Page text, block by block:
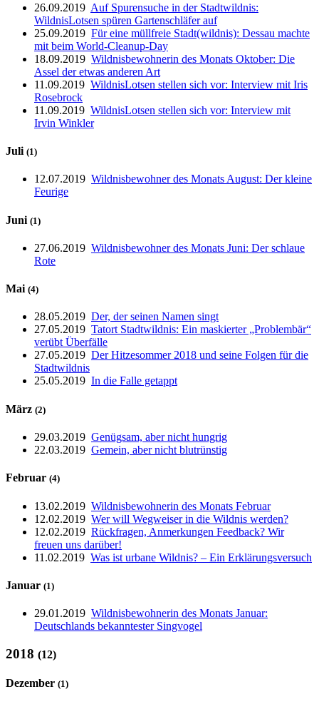
26.09.2019 Auf Spurensuche in der Stadtwildnis:
WildnisLotsen spüren Gartenschläfer auf
25.09.2019 Für eine müllfreie Stadt(wildnis): Dessau machte
mit beim World-Cleanup-Day
18.09.2019 Wildnisbewohnerin des Monats Oktober: Die
Assel der etwas anderen Art
11.09.2019 WildnisLotsen stellen sich vor: Interview mit Iris
Rosebrock
11.09.2019 WildnisLotsen stellen sich vor: Interview mit
Irvin Winkler
Juli (1)
12.07.2019 Wildnisbewohner des Monats August: Der kleine
Feurige
Juni (1)
27.06.2019 Wildnisbewohner des Monats Juni: Der schlaue
Rote
Mai (4)
28.05.2019 Der, der seinen Namen singt
27.05.2019 Tatort Stadtwildnis: Ein maskierter „Problembär“
verübt Überfälle
27.05.2019 Der Hitzesommer 2018 und seine Folgen für die
Stadtwildnis
25.05.2019 In die Falle getappt
März (2)
29.03.2019 Genügsam, aber nicht hungrig
22.03.2019 Gemein, aber nicht blutrünstig
Februar (4)
13.02.2019 Wildnisbewohnerin des Monats Februar
12.02.2019 Wer will Wegweiser in die Wildnis werden?
12.02.2019 Rückfragen, Anmerkungen Feedback? Wir
freuen uns darüber!
11.02.2019 Was ist urbane Wildnis? – Ein Erklärungsversuch
Januar (1)
29.01.2019 Wildnisbewohnerin des Monats Januar:
Deutschlands bekanntester Singvogel
2018 (12)
Dezember (1)